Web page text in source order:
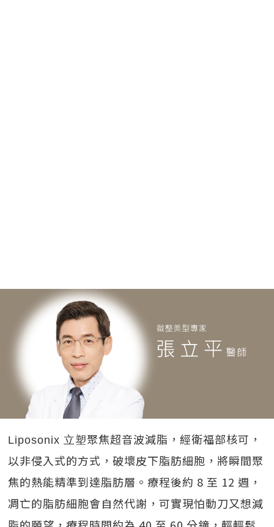
Liposonix 立塑聚焦超音波減脂，經衛福部核可，
以非侵入式的方式，破壞皮下脂肪細胞，將瞬間聚
焦的熱能精準到達脂肪層。療程後約 8 至 12 週，
凋亡的脂肪細胞會自然代謝，可實現怕動刀又想減